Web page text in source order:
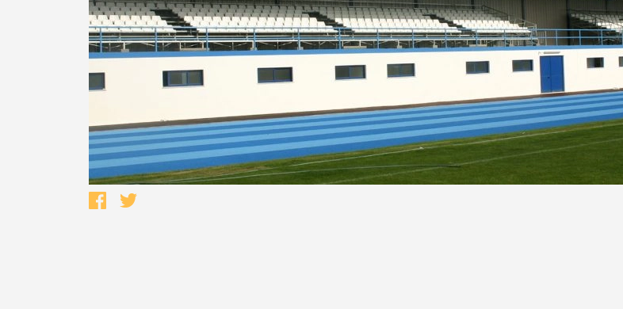
Categorias gerais
Filtros